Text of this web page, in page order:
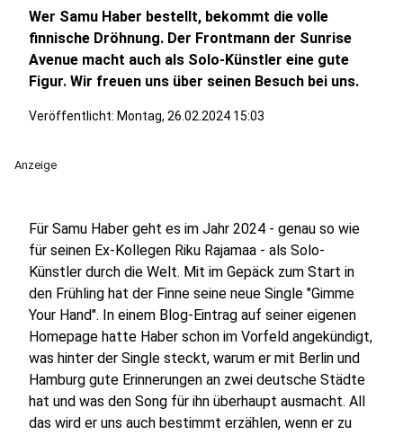
Wer Samu Haber bestellt, bekommt die volle
finnische Dröhnung. Der Frontmann der Sunrise
Avenue macht auch als Solo-Künstler eine gute
Figur. Wir freuen uns über seinen Besuch bei uns.
Veröffentlicht: Montag, 26.02.2024 15:03
Anzeige
Für Samu Haber geht es im Jahr 2024 - genau so wie
für seinen Ex-Kollegen Riku Rajamaa - als Solo-
Künstler durch die Welt. Mit im Gepäck zum Start in
den Frühling hat der Finne seine neue Single "Gimme
Your Hand". In einem Blog-Eintrag auf seiner eigenen
Homepage hatte Haber schon im Vorfeld angekündigt,
was hinter der Single steckt, warum er mit Berlin und
Hamburg gute Erinnerungen an zwei deutsche Städte
hat und was den Song für ihn überhaupt ausmacht. All
das wird er uns auch bestimmt erzählen, wenn er zu